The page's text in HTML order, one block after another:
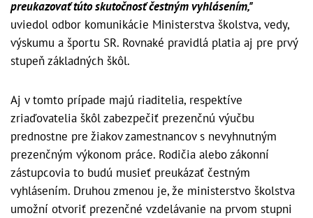
preukazovať túto skutočnosť čestným vyhlásením,"
uviedol odbor komunikácie Ministerstva školstva, vedy,
výskumu a športu SR. Rovnaké pravidlá platia aj pre prvý
stupeň základných škôl.
Aj v tomto prípade majú riaditelia, respektíve
zriaďovatelia škôl zabezpečiť prezenčnú výučbu
prednostne pre žiakov zamestnancov s nevyhnutným
prezenčným výkonom práce. Rodičia alebo zákonní
zástupcovia to budú musieť preukázať čestným
vyhlásením. Druhou zmenou je, že ministerstvo školstva
umožní otvoriť prezenčné vzdelávanie na prvom stupni